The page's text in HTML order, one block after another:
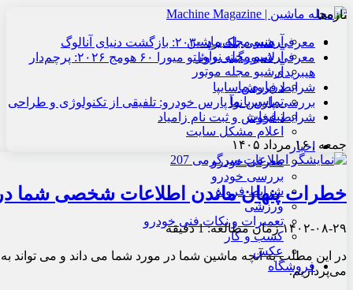
آرشیو مجله ماشین
آرشیو مجله نوآور
آرشیو مجله موتور
درباره ما
تماس با ما
تبلیغات
اعلام مشکل سایت
اخبار
معرفی خودرو
بررسی خودرو
شرایط فروش
ورزشی
تعمیرات و نکات فنی خودرو
کسب و کار
عکس
فروشگاه
تازه‌ها
معرفی هنسی بلک‌برد ۲۰۳۰: بازگشت دنیای آنالوگ
معرفی لامبورگینی روئلتو میورا ۶۰ هومج ۲۰۲۶: پرچم‌دار
هیبریدی
شرایط فروش سایپا
بررسی پارس نوآ پارس خودرو: تلفیقی از تکنولوژی و طراحی
شرایط فروش و ثبت نام زامیاد
جمعه , ۱۶ مرداد ۱۴۰۵
خطرات پنهان ماندن اطلاعات شخصی شما
۱۴۰۲-۰۸-۲۹زمان مطالعه: 1 دقیقه
در این مطلب به آنچه ماشین شما در مورد شما می داند و می
می‌پردازیم.